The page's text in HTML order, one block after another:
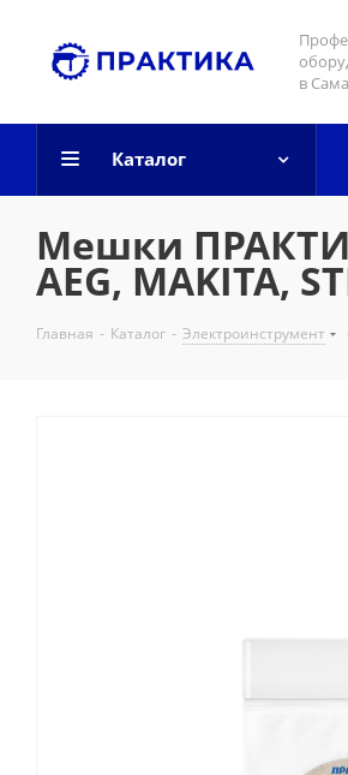
в
Каталог
Мешки
AEG, MAKITA,
Главная - Каталог - Электроинструмент